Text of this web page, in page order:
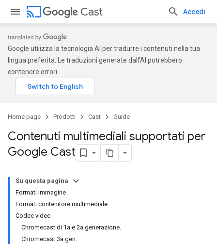
cast Cast Accedi
Google utilizza la tecnologia AI per tradurre i contenuti nella tua
lingua preferita. Le traduzioni generate dall'AI potrebbero
contenere errori.
Home page Prodotti Cast Guide
Contenuti multimediali supportati per
Google Cast
Su questa pagina
Formati immagine
Formati contenitore multimediale
Codec video
Chromecast di 1a e 2a generazione.
Chromecast 3a gen.